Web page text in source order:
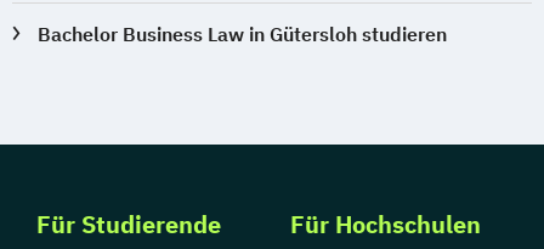
Bachelor Business Law in Gütersloh studieren
Für Studierende Für Hochschulen